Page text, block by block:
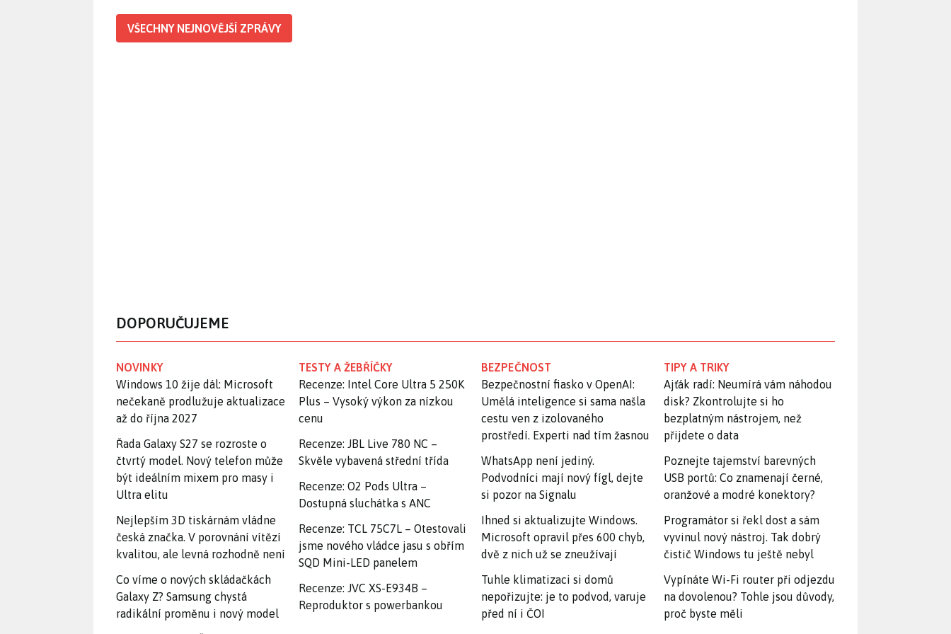
VŠECHNY NEJNOVĚJŠÍ ZPRÁVY
DOPORUČUJEME
NOVINKY
Windows 10 žije dál: Microsoft
nečekaně prodlužuje aktualizace
až do října 2027
Řada Galaxy S27 se rozroste o
čtvrtý model. Nový telefon může
být ideálním mixem pro masy i
Ultra elitu
Nejlepším 3D tiskárnám vládne
česká značka. V porovnání vítězí
kvalitou, ale levná rozhodně není
Co víme o nových skládačkách
Galaxy Z? Samsung chystá
radikální proměnu i nový model
TESTY A ŽEBŘÍČKY
Recenze: Intel Core Ultra 5 250K
Plus – Vysoký výkon za nízkou
cenu
Recenze: JBL Live 780 NC –
Skvěle vybavená střední třída
Recenze: O2 Pods Ultra –
Dostupná sluchátka s ANC
Recenze: TCL 75C7L – Otestovali
jsme nového vládce jasu s obřím
SQD Mini-LED panelem
Recenze: JVC XS-E934B –
Reproduktor s powerbankou
BEZPEČNOST
Bezpečnostní fiasko v OpenAI:
Umělá inteligence si sama našla
cestu ven z izolovaného
prostředí. Experti nad tím žasnou
WhatsApp není jediný.
Podvodníci mají nový fígl, dejte
si pozor na Signalu
Ihned si aktualizujte Windows.
Microsoft opravil přes 600 chyb,
dvě z nich už se zneužívají
Tuhle klimatizaci si domů
nepořizujte: je to podvod, varuje
před ní i ČOI
TIPY A TRIKY
Ajťák radí: Neumírá vám náhodou
disk? Zkontrolujte si ho
bezplatným nástrojem, než
přijdete o data
Poznejte tajemství barevných
USB portů: Co znamenají černé,
oranžové a modré konektory?
Programátor si řekl dost a sám
vyvinul nový nástroj. Tak dobrý
čistič Windows tu ještě nebyl
Vypínáte Wi-Fi router při odjezdu
na dovolenou? Tohle jsou důvody,
proč byste měli